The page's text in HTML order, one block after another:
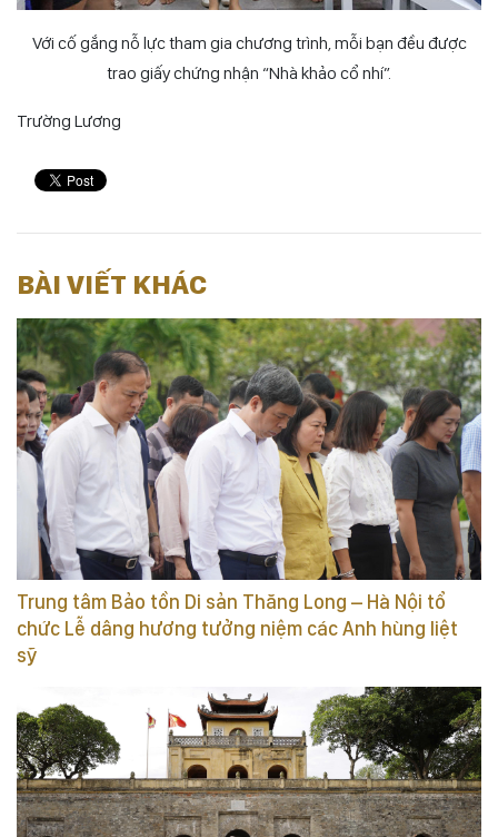
Với cố gắng nỗ lực tham gia chương trình, mỗi bạn đều được
trao giấy chứng nhận “Nhà khảo cổ nhí”.
Trường Lương
BÀI VIẾT KHÁC
Trung tâm Bảo tồn Di sản Thăng Long – Hà Nội tổ
chức Lễ dâng hương tưởng niệm các Anh hùng liệt
sỹ